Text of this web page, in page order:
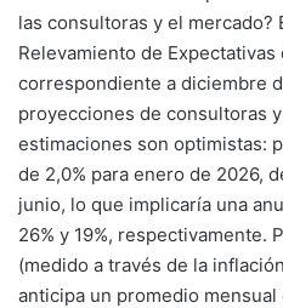
las consultoras y el mercado?
Relevamiento de Expectativas
correspondiente a diciembre
proyecciones de consultoras
estimaciones son optimistas:
de 2,0% para enero de 2026,
junio, lo que implicaría una
26% y 19%, respectivamente.
(medido a través de la
anticipa un promedio mensual